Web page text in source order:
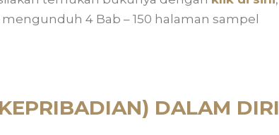
4 Bab – 150 halaman sampel
DALAM DIRI